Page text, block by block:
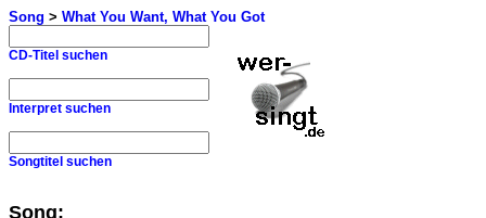
Song > What You Want, What You Got
CD-Titel suchen
Interpret suchen
Songtitel suchen
Song: